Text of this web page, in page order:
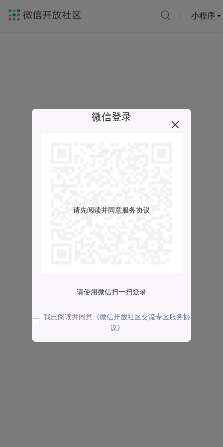
小程序
微信登录
请先阅读并同意服务协议
请使用微信扫一扫登录
我已阅读并同意 《微信开放社区交流专区服务协
议》